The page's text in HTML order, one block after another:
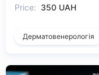
Price: 350 UAH
Дерматовенерологія